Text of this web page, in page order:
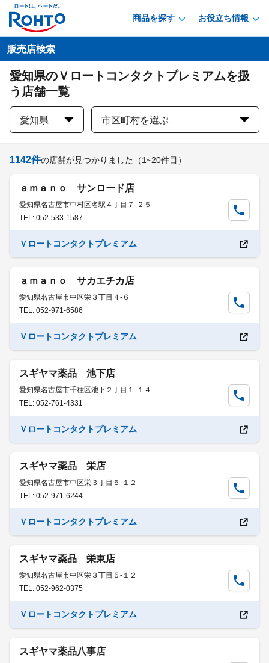
商品を探す お役立ち情報
販売店検索
愛知県のＶロートコンタクトプレミアムを扱
う店舗一覧
愛知県 市区町村を選ぶ
1142件の店舗が見つかりました （1~20件目）
ａｍａｎｏ サンロード店
愛知県名古屋市中村区名駅４丁目７-２５
TEL: 052-533-1587
Ｖロートコンタクトプレミアム
ａｍａｎｏ サカエチカ店
愛知県名古屋市中区栄３丁目４-６
TEL: 052-971-6586
Ｖロートコンタクトプレミアム
スギヤマ薬品 池下店
愛知県名古屋市千種区池下２丁目１-１４
TEL: 052-761-4331
Ｖロートコンタクトプレミアム
スギヤマ薬品 栄店
愛知県名古屋市中区栄３丁目５-１２
TEL: 052-971-6244
Ｖロートコンタクトプレミアム
スギヤマ薬品 栄東店
愛知県名古屋市中区栄３丁目５-１２
TEL: 052-962-0375
Ｖロートコンタクトプレミアム
スギヤマ薬品八事店